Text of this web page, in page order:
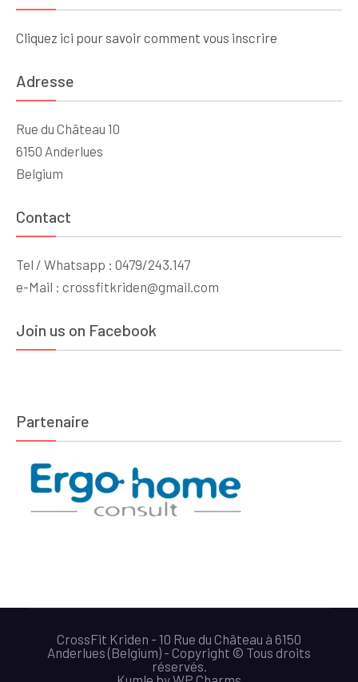
Cliquez ici pour savoir comment vous inscrire
Adresse
Rue du Château 10
6150 Anderlues
Belgium
Contact
Tel / Whatsapp : 0479/243.147
e-Mail : crossfitkriden@gmail.com
Join us on Facebook
Partenaire
CrossFit Kriden - 10 Rue du Château à 6150
Anderlues (Belgium) - Copyright © Tous droits
réservés.